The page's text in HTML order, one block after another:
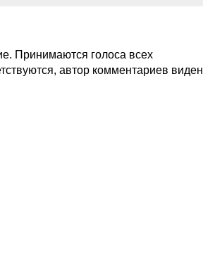
Принимаются голоса всех
автор комментариев виден